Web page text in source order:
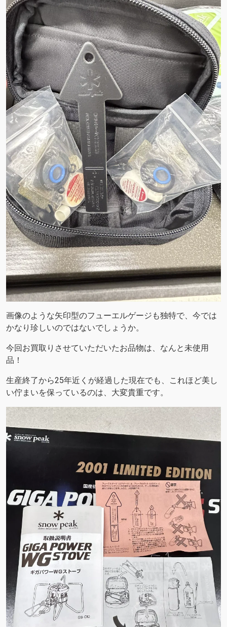
画像のような矢印型のフューエルゲージも独特で、今では
かなり珍しいのではないでしょうか。
今回お買取りさせていただいたお品物は、なんと未使用
品！
生産終了から25年近くが経過した現在でも、これほど美し
い佇まいを保っているのは、大変貴重です。